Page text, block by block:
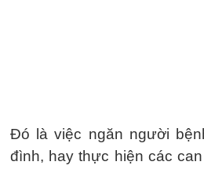
Đó là việc ngăn người
đình, hay thực hiện các